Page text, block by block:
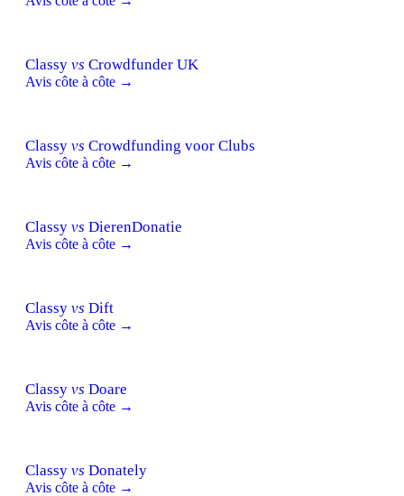
Classy vs Crowdfunder UK
Avis côte à côte →
Classy vs Crowdfunding voor Clubs
Avis côte à côte →
Classy vs DierenDonatie
Avis côte à côte →
Classy vs Dift
Avis côte à côte →
Classy vs Doare
Avis côte à côte →
Classy vs Donately
Avis côte à côte →